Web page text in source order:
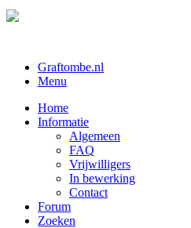
Graftombe.nl
Menu
Home
Informatie
Algemeen
FAQ
Vrijwilligers
In bewerking
Contact
Forum
Zoeken